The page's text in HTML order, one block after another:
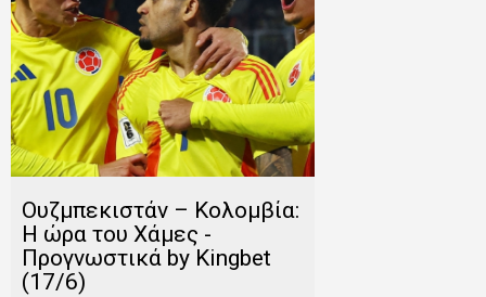
Ουζμπεκιστάν – Κολομβία:
Η ώρα του Χάμες -
Προγνωστικά by Kingbet
(17/6)